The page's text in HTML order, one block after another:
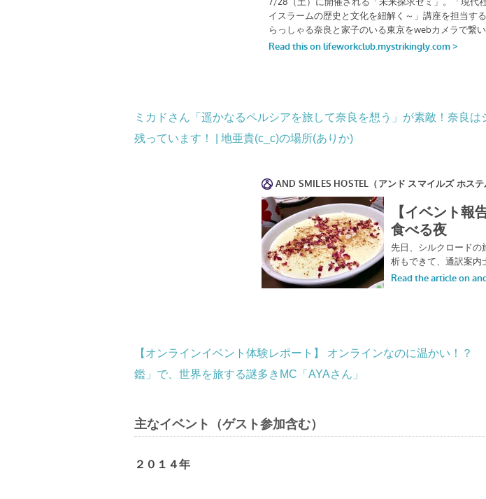
ミカドさん「遥かなるペルシアを旅して奈良を想う」が素敵！奈良
残っています！ | 地亜貴(c_c)の場所(ありか)
【オンラインイベント体験レポート】 オンラインなのに温かい！
鑑」で、世界を旅する謎多きMC「AYAさん」
主なイベント（ゲスト参加含む）
２０１４年